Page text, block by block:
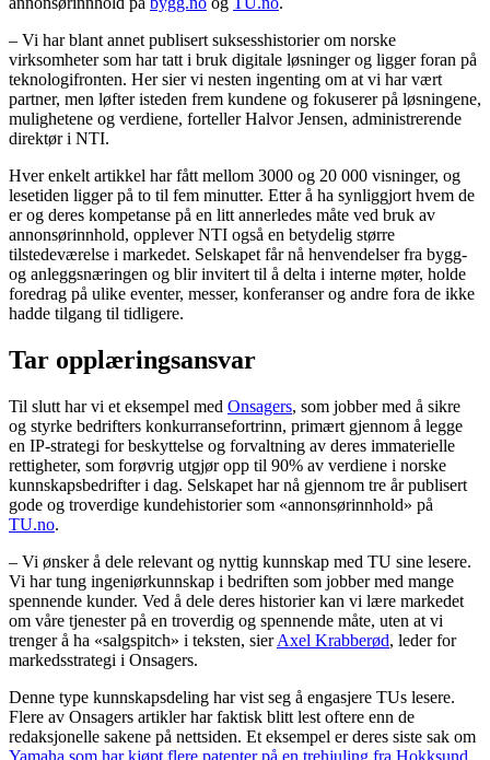
– Vi har blant annet publisert suksesshistorier om norske
virksomheter som har tatt i bruk digitale løsninger og ligger foran på
teknologifronten. Her sier vi nesten ingenting om at vi har vært
partner, men løfter isteden frem kundene og fokuserer på løsningene,
mulighetene og verdiene, forteller Halvor Jensen, administrerende
direktør i NTI.
Hver enkelt artikkel har fått mellom 3000 og 20 000 visninger, og
lesetiden ligger på to til fem minutter. Etter å ha synliggjort hvem de
er og deres kompetanse på en litt annerledes måte ved bruk av
annonsørinnhold, opplever NTI også en betydelig større
tilstedeværelse i markedet. Selskapet får nå henvendelser fra bygg-
og anleggsnæringen og blir invitert til å delta i interne møter, holde
foredrag på ulike eventer, messer, konferanser og andre fora de ikke
hadde tilgang til tidligere.
Tar opplæringsansvar
Til slutt har vi et eksempel med Onsagers, som jobber med å sikre
og styrke bedrifters konkurransefortrinn, primært gjennom å legge
en IP-strategi for beskyttelse og forvaltning av deres immaterielle
rettigheter, som forøvrig utgjør opp til 90% av verdiene i norske
kunnskapsbedrifter i dag. Selskapet har nå gjennom tre år publisert
gode og troverdige kundehistorier som «annonsørinnhold» på
TU.no.
– Vi ønsker å dele relevant og nyttig kunnskap med TU sine lesere.
Vi har tung ingeniørkunnskap i bedriften som jobber med mange
spennende kunder. Ved å dele deres historier kan vi lære markedet
om våre tjenester på en troverdig og spennende måte, uten at vi
trenger å ha «salgspitch» i teksten, sierAxel Krabberød, leder for
markedsstrategi i Onsagers.
Denne type kunnskapsdeling har vist seg å engasjere TUs lesere.
Flere av Onsagers artikler har faktisk blitt lest oftere enn de
redaksjonelle sakene på nettsiden. Et eksempel er deres siste sak om
Yamaha som har kjøpt flere patenter på en trehjuling fra Hokksund.